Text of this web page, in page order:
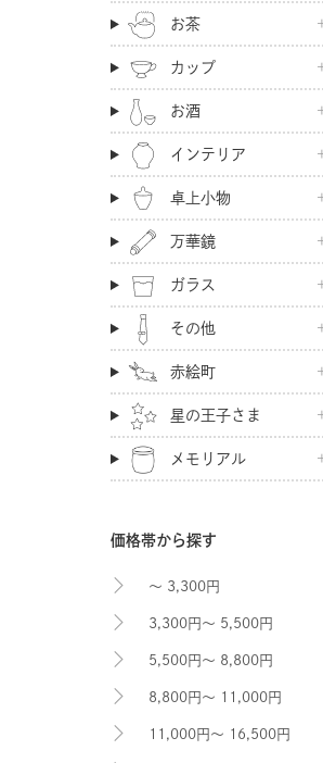
お茶
カップ
お酒
インテリア
卓上小物
万華鏡
ガラス
その他
赤絵町
星の王子さま
メモリアル
価格帯から探す
～ 3,300円
3,300円～ 5,500円
5,500円～ 8,800円
8,800円～ 11,000円
11,000円～ 16,500円